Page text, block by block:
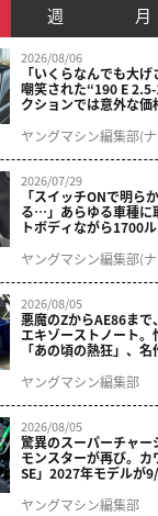
週 月
2026/08/06
「いくらなんでも大
嘲笑された“190 E
クションでは意外な価
ヤングマシン編集部(
2026/07/29
「スイッチONで明ら
る…」あらゆる車種に
トボディながら1700
ニット プレシャスレイ
ヤングマシン編集部(
2026/08/05
悪魔のZからAE86まで
エキゾーストノート。
「あの頃の熱狂」、
結！
ヤングマシン編集部
2026/08/05
驚異のスーパーチャ
モンスターが再び。カ
SE」2027年モデルが
ヤングマシン編集部